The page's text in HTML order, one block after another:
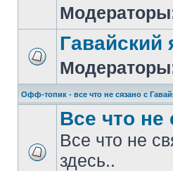
Гавайский
Офф-топик - все что не сязано с
Все что не
Все что не
здесь..